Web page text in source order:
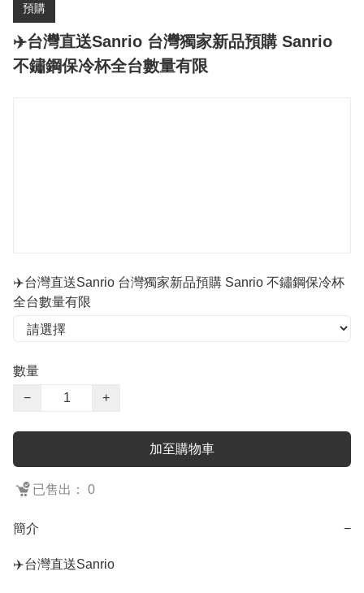
預購
✈️台灣直送Sanrio 台灣獨家新品預購 Sanrio
不鏽鋼保冷杯全台數量有限
✈️台灣直送Sanrio 台灣獨家新品預購 Sanrio 不鏽鋼保冷杯
全台數量有限
數量
−
+
加至購物車
已售出： 0
簡介 −
✈️台灣直送Sanrio